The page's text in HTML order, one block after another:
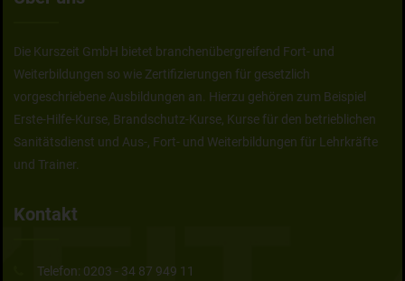
Die Kurszeit GmbH bietet branchenübergreifend Fort- und
Weiterbildungen so wie Zertifizierungen für gesetzlich
vorgeschriebene Ausbildungen an. Hierzu gehören zum Beispiel
Erste-Hilfe-Kurse, Brandschutz-Kurse, Kurse für den betrieblichen
Sanitätsdienst und Aus-, Fort- und Weiterbildungen für Lehrkräfte
und Trainer.
Kontakt
Telefon: 0203 - 34 87 949 11